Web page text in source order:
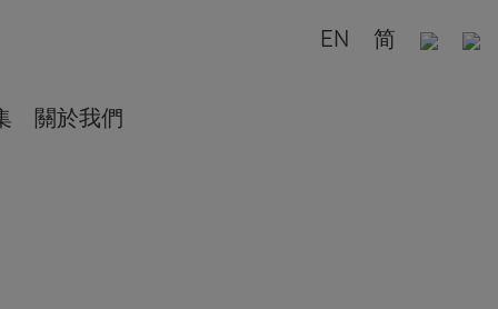
EN 简
關於我們